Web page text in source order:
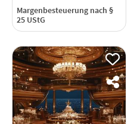
Margenbesteuerung nach §
25 UStG